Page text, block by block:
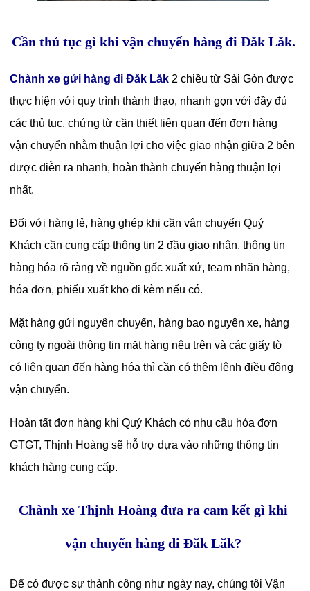
Cần thủ tục gì khi vận chuyển hàng đi Đăk Lăk.
Chành xegửi hàng đi Đăk Lăk 2 chiều từ Sài Gòn được
thực hiện với quy trình thành thạo, nhanh gọn với đầy đủ
các thủ tục, chứng từ cần thiết liên quan đến đơn hàng
vận chuyển nhằm thuận lợi cho việc giao nhận giữa 2 bên
được diễn ra nhanh, hoàn thành chuyến hàng thuận lợi
nhất.
Đối với hàng lẻ, hàng ghép khi cần vận chuyển Quý
Khách cần cung cấp thông tin 2 đầu giao nhận, thông tin
hàng hóa rõ ràng về nguồn gốc xuất xứ, team nhãn hàng,
hóa đơn, phiếu xuất kho đi kèm nếu có.
Mặt hàng gửi nguyên chuyến, hàng bao nguyên xe, hàng
công ty ngoài thông tin mặt hàng nêu trên và các giấy tờ
có liên quan đến hàng hóa thì cần có thêm lệnh điều động
vận chuyển.
Hoàn tất đơn hàng khi Quý Khách có nhu cầu hóa đơn
GTGT, Thịnh Hoàng sẽ hỗ trợ dựa vào những thông tin
khách hàng cung cấp.
Chành xe Thịnh Hoàng đưa ra cam kết gì khi
vận chuyển hàng đi Đăk Lăk?
Để có được sự thành công như ngày nay, chúng tôi Vận